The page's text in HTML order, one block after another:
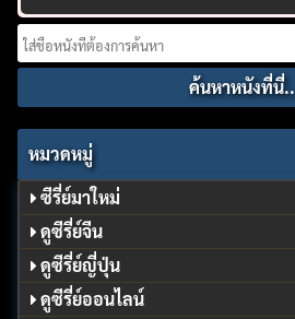
Search
for:
หมวดหมู่
ซีรี่ย์มาใหม่
ดูซีรี่ย์จีน
ดูซีรี่ย์ญี่ปุ่น
ดูซีรี่ย์ออนไลน์